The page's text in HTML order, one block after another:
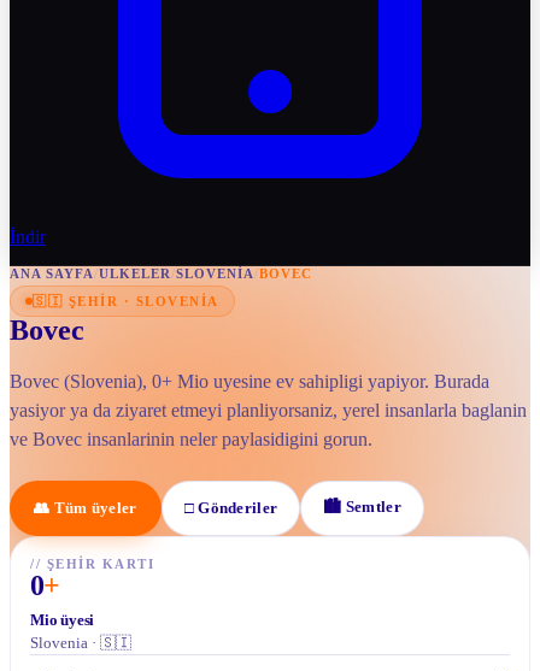
İndir
ANA SAYFA/ULKELER/SLOVENIA/BOVEC
🇸🇮 ŞEHIR · SLOVENIA
Bovec
Bovec (Slovenia), 0+ Mio uyesine ev sahipligi yapiyor. Burada
yasiyor ya da ziyaret etmeyi planliyorsaniz, yerel insanlarla baglanin
ve Bovec insanlarinin neler paylasidigini gorun.
👥 Tüm üyeler □Gönderiler 🏙 Semtler
// ŞEHIR KARTI
0+
Mio üyesi
Slovenia · 🇸🇮